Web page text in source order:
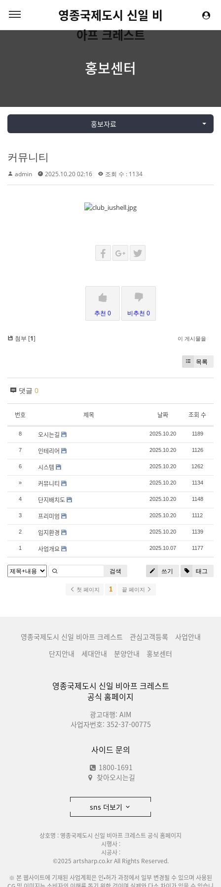
영종국제도시 신일 비
아프 크레스트
홍보센터
홍보자료
커뮤니티
admin 2025.10.20 02:16 조회 수 : 1134
추천 0 비추천 0
첨부 [1] 이 게시물을
목록
댓글 0
번호 제목 날짜 조회 수
8 오시는길 2025.10.20 1189
7 인테리어 2025.10.20 1126
6 시스템 2025.10.20 1262
» 커뮤니티 2025.10.20 1134
4 단지배치도 2025.10.20 1148
3 프리미엄 2025.10.20 1112
2 입지환경 2025.10.20 1139
1 사업개요 2025.10.07 1177
쓰기 태그
검색
첫 페이지 1 끝 페이지
영종국제도시 신일 비아프 크레스트 관심고객등록
사업안내
단지안내
세대안내 분양안내 홍보센터
영종국제도시 신일 비아프 크레스트
공식 홈페이지
광고대행: AIM
사업자번호: 352-37-00775
사이드 문의
1800-1691
찾아오시는길
sns 더보기
상호명 : 영종국제도시 신일 비아프 크레스트 공식 홈페이지
시행사 :
시공사 :
©2025 artsharp.co.kr All Rights Reserved.
※ 본 웹사이트에 기재된 사업계획은 인•허가 과정에서 일부 변경될 수 있으며 사용된